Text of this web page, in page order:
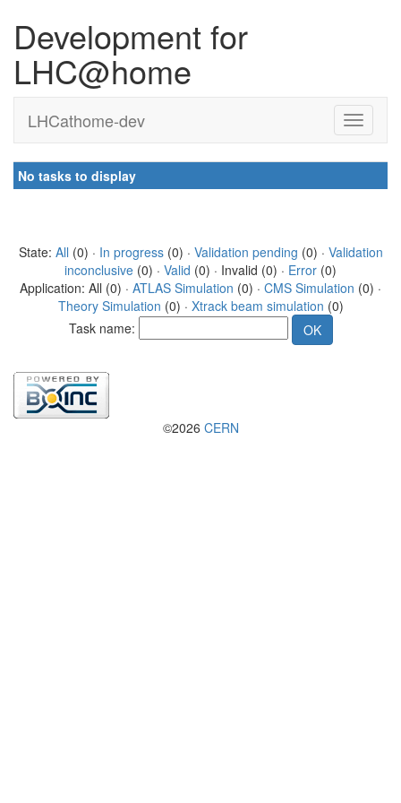
Development for
LHC@home
LHCathome-dev
No tasks to display
State: All (0) · In progress(0) · Validation pending (0) · Validation
inconclusive (0) · Valid (0) · Invalid (0) · Error (0)
Application: All (0) · ATLAS Simulation (0) · CMS Simulation (0) ·
Theory Simulation (0) · Xtrack beam simulation (0)
Task name:
©2026 CERN